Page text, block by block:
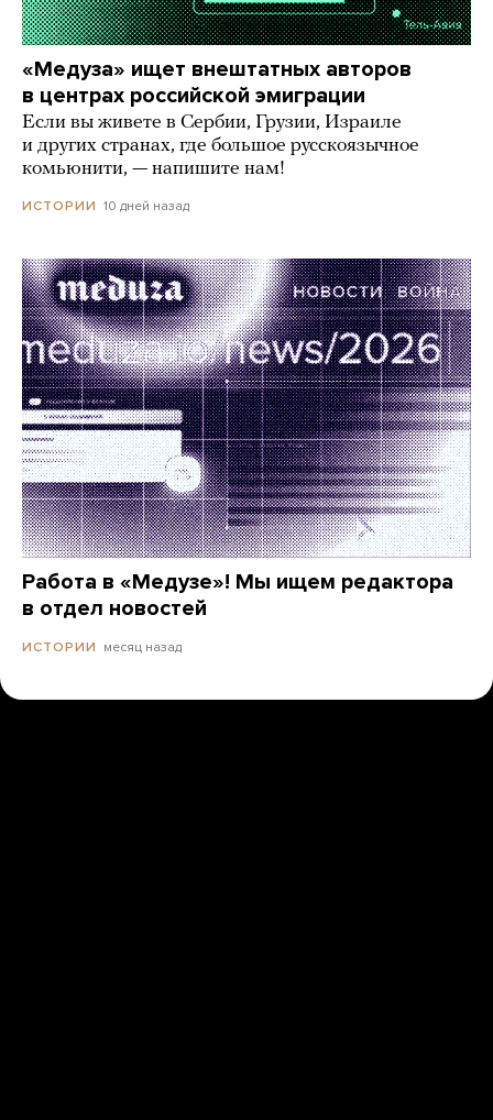
«Медуза» ищет внештатных авторов
в центрах российской эмиграции
Если вы живете в Сербии, Грузии, Израиле
и других странах, где большое русскоязычное
комьюнити, — напишите нам!
ИСТОРИИ 10 дней назад
Работа в «Медузе»! Мы ищем редактора
в отдел новостей
ИСТОРИИ месяц назад